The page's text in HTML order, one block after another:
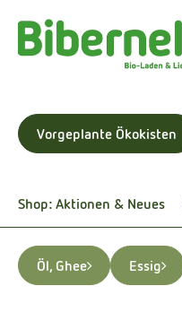
Vorgeplante Ökokisten
Shop: Aktionen & Neues
Öl, Ghee Essig